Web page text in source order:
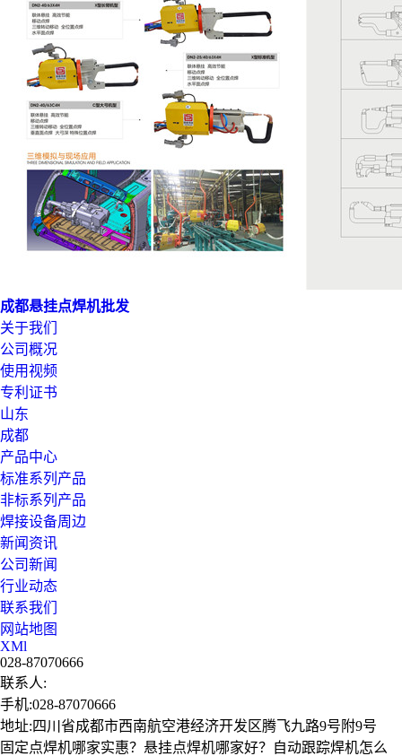
成都悬挂点焊机批发
关于我们
公司概况
使用视频
专利证书
山东
成都
产品中心
标准系列产品
非标系列产品
焊接设备周边
新闻资讯
公司新闻
行业动态
联系我们
网站地图
XMl
028-87070666
联系人:
手机:028-87070666
地址:四川省成都市西南航空港经济开发区腾飞九路9号附9号
固定点焊机哪家实惠？悬挂点焊机哪家好？自动跟踪焊机怎么